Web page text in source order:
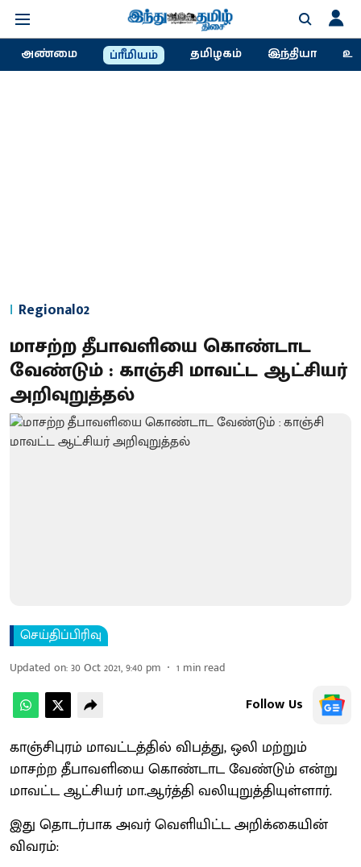
அண்மை ப்ரீமியம் தமிழகம் இந்தியா
Regional02
மாசற்ற தீபாவளியை கொண்டாட
வேண்டும் : காஞ்சி மாவட்ட ஆட்சியர்
அறிவுறுத்தல்
செய்திப்பிரிவு
Updated on:30 Oct 2021, 9:40 pm 1 min read
Follow Us
காஞ்சிபுரம் மாவட்டத்தில் விபத்து, ஒலி மற்றும்
மாசற்ற தீபாவளியை கொண்டாட வேண்டும் என்று
மாவட்ட ஆட்சியர் மா.ஆர்த்தி வலியுறுத்தியுள்ளார்.
இது தொடர்பாக அவர் வெளியிட்ட அறிக்கையின்
விவரம்: